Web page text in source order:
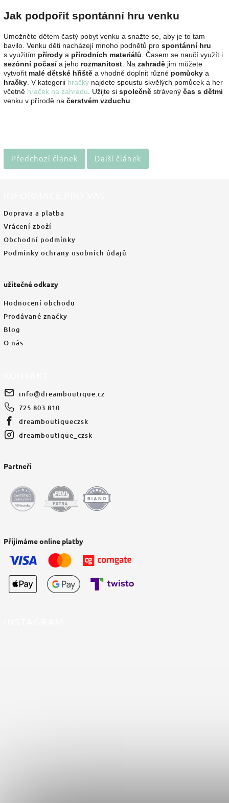
Jak podpořit spontánní hru venku
Umožněte dětem častý pobyt venku a snažte se, aby je to tam
bavilo. Venku děti nacházejí mnoho podnětů pro spontánní hru
s využitím přírody a přírodních materiálů. Časem se naučí využít i
sezónní počasía jeho rozmanitost. Na zahradě jim můžete
vytvořit malé dětské hřiště a vhodně doplnit různé pomůcky a
hračky. V kategorii hračky najdete spoustu skvělých pomůcek a her
včetně hraček na zahradu. Užijte si společně strávený čas s dětmi
venku v přírodě na čerstvém vzduchu.
Předchozí článek Další článek
Doprava a platba
Vrácení zboží
Obchodní podmínky
Podmínky ochrany osobních údajů
užitečné odkazy
Hodnocení obchodu
Prodávané značky
Blog
O nás
info@dreamboutique.cz
725 803 810
dreamboutiqueczsk
dreamboutique_czsk
Partneři
Přijímáme online platby